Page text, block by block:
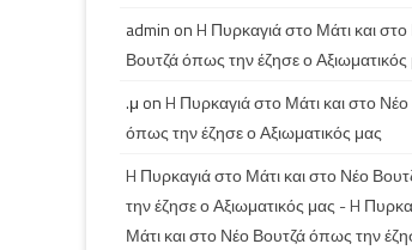
admin onH Πυρκαγιά στο Μάτι και
Βουτζά όπως την έζησε ο Αξιωματικός
.μ onH Πυρκαγιά στο Μάτι και στο
όπως την έζησε ο Αξιωματικός μας
H Πυρκαγιά στο Μάτι και στο Νέο
την έζησε ο Αξιωματικός μας - H
Μάτι και στο Νέο Βουτζά όπως την